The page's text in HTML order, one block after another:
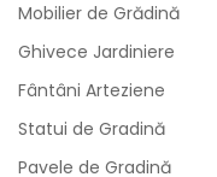
Mobilier de Grădină
Ghivece Jardiniere
Fântâni Arteziene
Statui de Gradină
Pavele de Gradină